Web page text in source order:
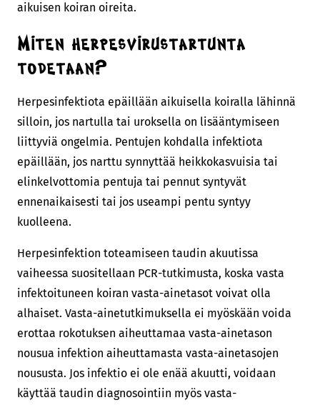
aikuisen koiran oireita.
Miten herpesvirustartunta
todetaan?
Herpesinfektiota epäillään aikuisella koiralla lähinnä
silloin, jos nartulla tai uroksella on lisääntymiseen
liittyviä ongelmia. Pentujen kohdalla infektiota
epäillään, jos narttu synnyttää heikkokasvuisia tai
elinkelvottomia pentuja tai pennut syntyvät
ennenaikaisesti tai jos useampi pentu syntyy
kuolleena.
Herpesinfektion toteamiseen taudin akuutissa
vaiheessa suositellaan PCR-tutkimusta, koska vasta
infektoituneen koiran vasta-ainetasot voivat olla
alhaiset. Vasta-ainetutkimuksella ei myöskään voida
erottaa rokotuksen aiheuttamaa vasta-ainetason
nousua infektion aiheuttamasta vasta-ainetasojen
noususta. Jos infektio ei ole enää akuutti, voidaan
käyttää taudin diagnosointiin myös vasta-